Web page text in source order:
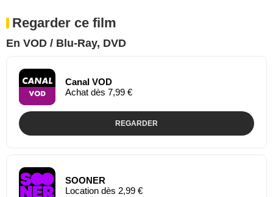
Regarder ce film
En VOD / Blu-Ray, DVD
Canal VOD
Achat dès 7,99 €
REGARDER
SOONER
Location dès 2,99 €